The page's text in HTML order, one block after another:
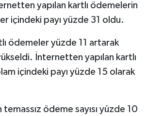
yapılan kartlı ödemelerin
içindeki payı yüzde 31 oldu.
ödemeler yüzde 11 artarak
İnternetten yapılan kartlı
içindeki payı yüzde 15 olarak
temassız ödeme sayısı yüzde 10